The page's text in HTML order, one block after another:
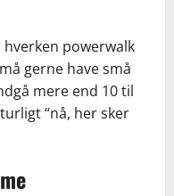
powerwalk
gerne have små
mere end 10 til
“nå, her sker